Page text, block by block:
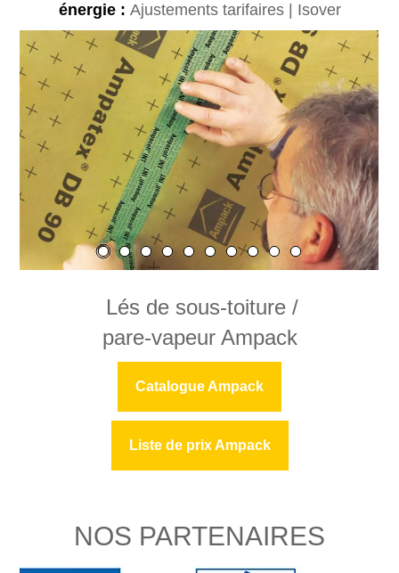
énergie : Ajustements tarifaires | Isover
Lés de sous-toiture /
pare-vapeur Ampack
Catalogue Ampack
Liste de prix Ampack
NOS PARTENAIRES